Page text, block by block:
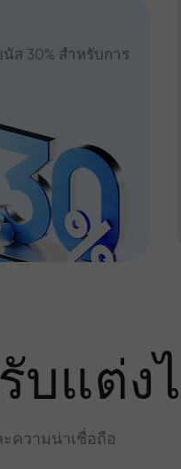
ส 30% สำหรับการ
บแต่ง
ความน่าเชื่อถือ